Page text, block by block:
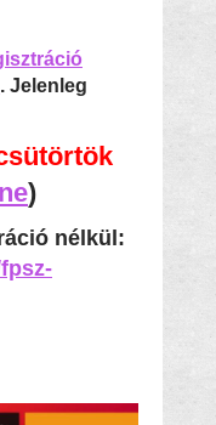
. Jelenleg
)
nélkül: